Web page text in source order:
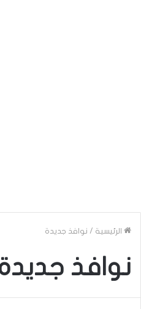
الرئيسية / نوافذ جديدة
نوافذ